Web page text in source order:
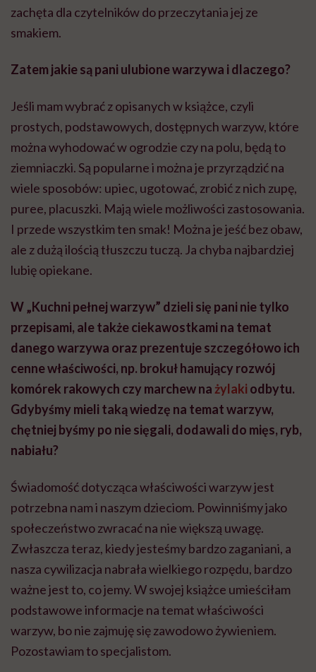
zachęta dla czytelników do przeczytania jej ze
smakiem.
Zatem jakie są pani ulubione warzywa i dlaczego?
Jeśli mam wybrać z opisanych w książce, czyli
prostych, podstawowych, dostępnych warzyw, które
można wyhodować w ogrodzie czy na polu, będą to
ziemniaczki. Są popularne i można je przyrządzić na
wiele sposobów: upiec, ugotować, zrobić z nich zupę,
puree, placuszki. Mają wiele możliwości zastosowania.
I przede wszystkim ten smak! Można je jeść bez obaw,
ale z dużą ilością tłuszczu tuczą. Ja chyba najbardziej
lubię opiekane.
W „Kuchni pełnej warzyw” dzieli się pani nie tylko
przepisami, ale także ciekawostkami na temat
danego warzywa oraz prezentuje szczegółowo ich
cenne właściwości, np. brokuł hamujący rozwój
komórek rakowych czy marchew na żylaki odbytu.
Gdybyśmy mieli taką wiedzę na temat warzyw,
chętniej byśmy po nie sięgali, dodawali do mięs, ryb,
nabiału?
Świadomość dotycząca właściwości warzyw jest
potrzebna nam i naszym dzieciom. Powinniśmy jako
społeczeństwo zwracać na nie większą uwagę.
Zwłaszcza teraz, kiedy jesteśmy bardzo zaganiani, a
nasza cywilizacja nabrała wielkiego rozpędu, bardzo
ważne jest to, co jemy. W swojej książce umieściłam
podstawowe informacje na temat właściwości
warzyw, bo nie zajmuję się zawodowo żywieniem.
Pozostawiam to specjalistom.